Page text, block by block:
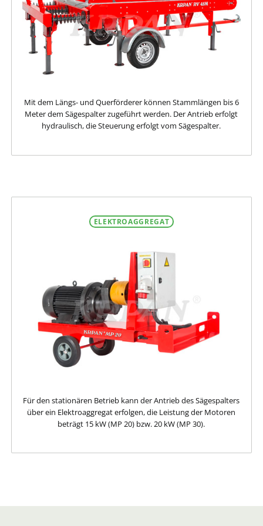
Mit dem Längs- und Querförderer können Stammlängen bis 6
Meter dem Sägespalter zugeführt werden. Der Antrieb erfolgt
hydraulisch, die Steuerung erfolgt vom Sägespalter.
ELEKTROAGGREGAT
Für den stationären Betrieb kann der Antrieb des Sägespalters
über ein Elektroaggregat erfolgen, die Leistung der Motoren
beträgt 15 kW (MP 20) bzw. 20 kW (MP 30).